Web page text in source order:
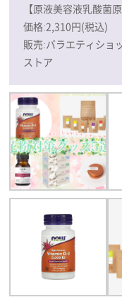
【原液美容液乳酸菌
価格:2,310円(税込)
販売:バラエティショ
ストア